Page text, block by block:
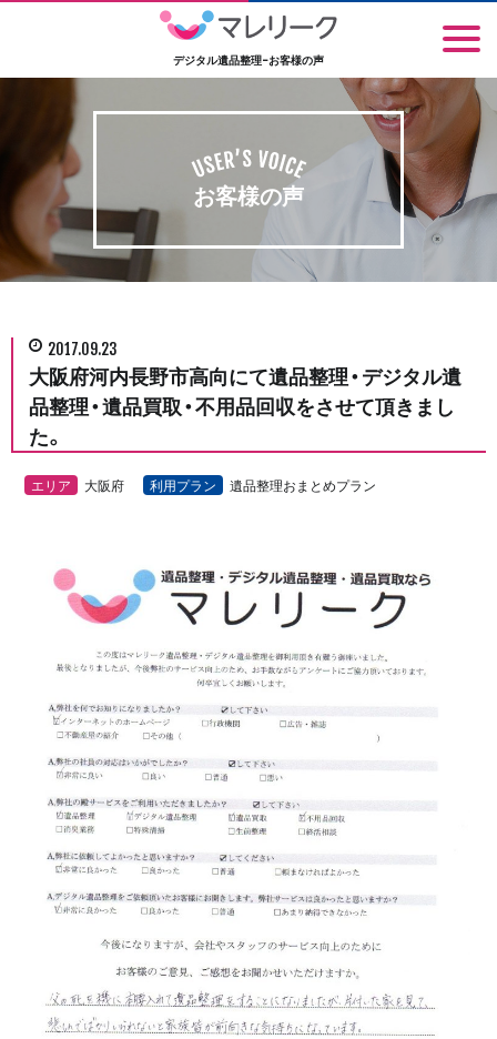
デジタル遺品整理-お客様の声
お客様の声
2017.09.23
大阪府河内長野市高向にて遺品整理・デジタル遺
品整理・遺品買取・不用品回収をさせて頂きまし
た。
エリア 大阪府 利用プラン 遺品整理おまとめプラン